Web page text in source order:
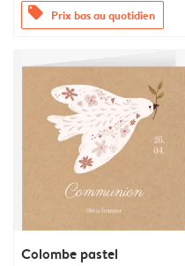
offers Prix bas au quotidien
Colombe pastel